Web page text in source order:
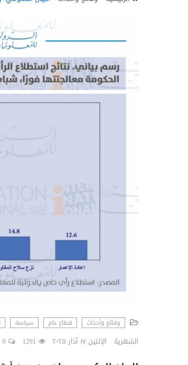
وقائع وأحداث قطاع عام سياسة
الشهرية الإثنين ١٧ آذار ٢٠٢٥ 1291
0